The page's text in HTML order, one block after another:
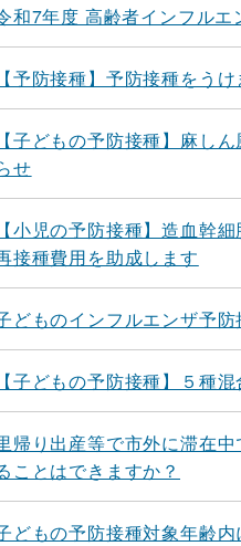
和7年度 高齢者インフルエ
【予防接種】予防接種をうけ
【子どもの予防接種】麻し
せ
【小児の予防接種】造血幹
接種費用を助成します
どものインフルエンザ予
【子どもの予防接種】５種
帰り出産等で市外に滞在
ことはできますか？
どもの予防接種対象年齢